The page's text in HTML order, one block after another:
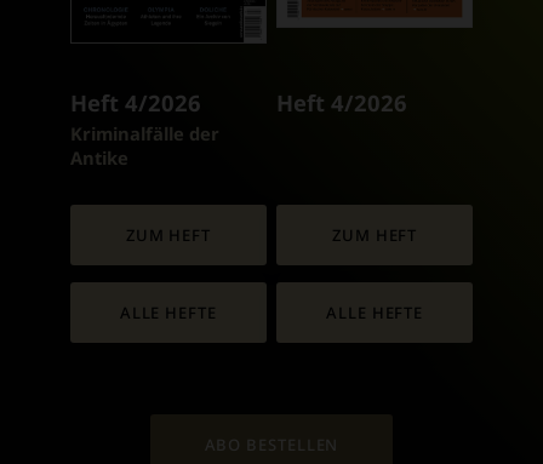
Heft 4/2026
:
Kriminalfälle der
Antike
ZUM HEFT
ALLE HEFTE
Heft 4/2026
ZUM HEFT
ALLE HEFTE
ABO BESTELLEN